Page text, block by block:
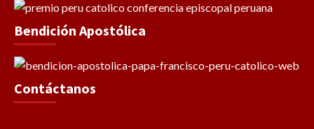
Bendición Apostólica
Contáctanos